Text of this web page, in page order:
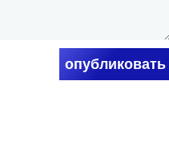
опубликовать